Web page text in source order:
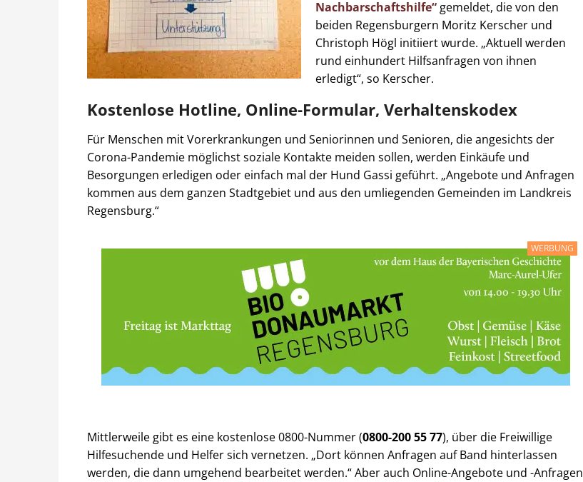
Nachbarschaftshilfe“ gemeldet, die von den
beiden Regensburgern Moritz Kerscher und
Christoph Högl initiiert wurde. „Aktuell werden
rund einhundert Hilfsanfragen von ihnen
erledigt“, so Kerscher.
Kostenlose Hotline, Online-Formular, Verhaltenskodex
Für Menschen mit Vorerkrankungen und Seniorinnen und Senioren, die angesichts der
Corona-Pandemie möglichst soziale Kontakte meiden sollen, werden Einkäufe und
Besorgungen erledigen oder einfach mal der Hund Gassi geführt. „Angebote und Anfragen
kommen aus dem ganzen Stadtgebiet und aus den umliegenden Gemeinden im Landkreis
Regensburg.“
WERBUNG
Mittlerweile gibt es eine kostenlose 0800-Nummer (0800-200 55 77), über die Freiwillige
Hilfesuchende und Helfer sich vernetzen. „Dort können Anfragen auf Band hinterlassen
werden, die dann umgehend bearbeitet werden.“ Aber auch Online-Angebote und -Anfragen